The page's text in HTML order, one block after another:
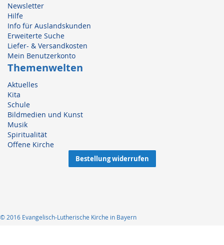
Newsletter
Hilfe
Info für Auslandskunden
Erweiterte Suche
Liefer- & Versandkosten
Mein Benutzerkonto
Themenwelten
Aktuelles
Kita
Schule
Bildmedien und Kunst
Musik
Spiritualität
Offene Kirche
Bestellung widerrufen
© 2016 Evangelisch-Lutherische Kirche in Bayern